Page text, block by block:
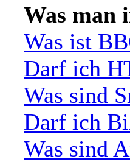
Was man
Was ist
Darf ich
Was sind
Darf ich
Was sind